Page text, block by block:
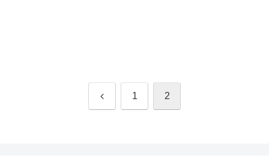
前 1 2